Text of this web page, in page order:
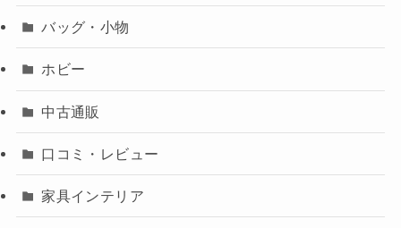
バッグ・小物
ホビー
中古通販
口コミ・レビュー
家具インテリア